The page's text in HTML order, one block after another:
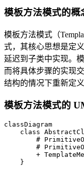
模板方法模式的概
模板方法模式（
式，其核心思想是定
延迟到子类中实现。
而将具体步骤的实现
结构的情况下重新定
模板方法模式的
classDiagram
class
#
#
+
    }